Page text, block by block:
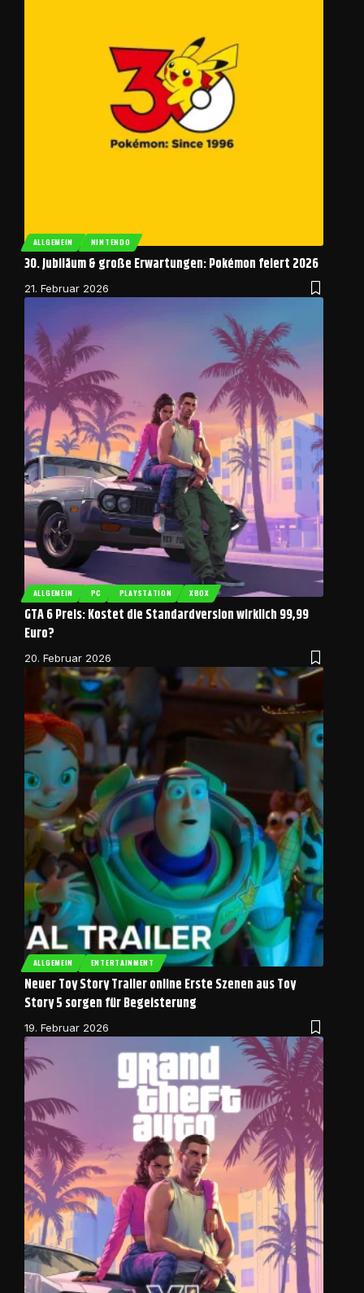
ALLGEMEIN NINTENDO
30. Jubiläum & große Erwartungen: Pokémon feiert 2026
21. Februar 2026
ALLGEMEIN PC PLAYSTATION XBOX
GTA 6 Preis: Kostet die Standardversion wirklich 99,99
Euro?
20. Februar 2026
ALLGEMEIN ENTERTAINMENT
Neuer Toy Story Trailer online Erste Szenen aus Toy
Story 5 sorgen für Begeisterung
19. Februar 2026